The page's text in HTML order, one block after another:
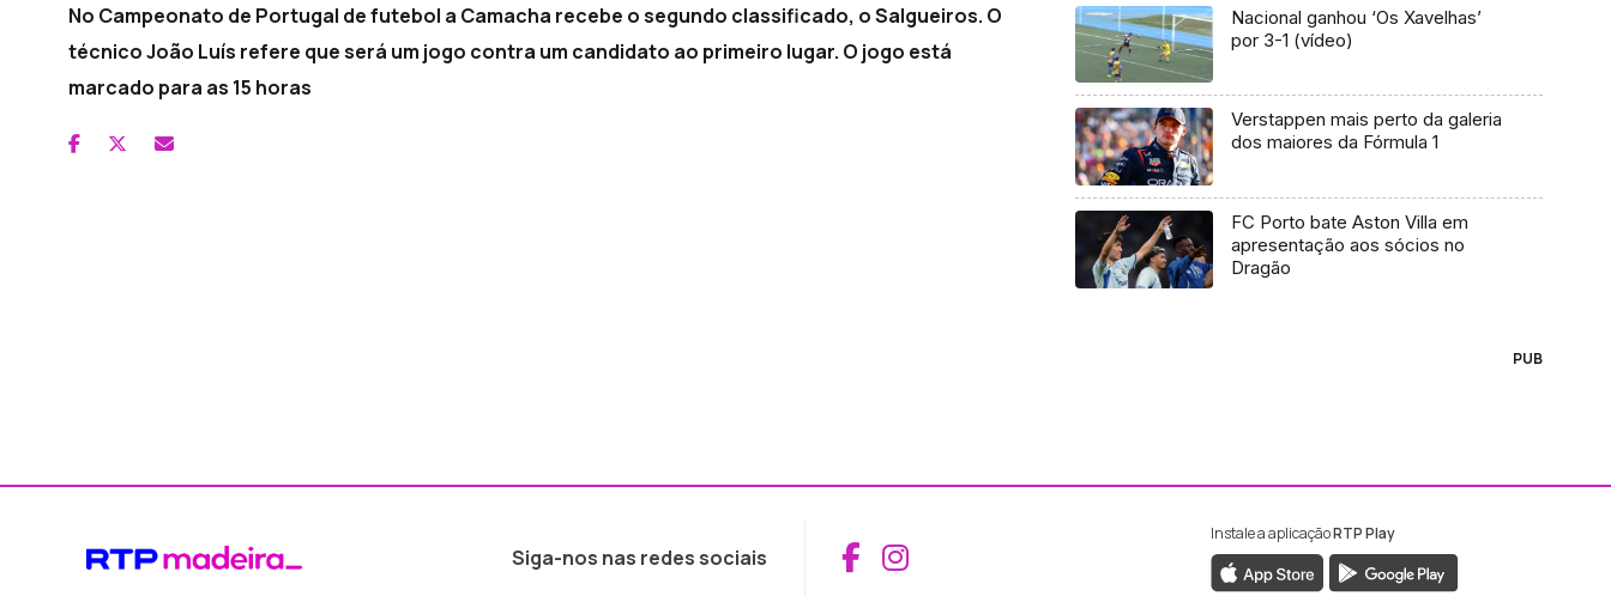
No Campeonato de Portugal de futebol a Camacha recebe o segundo classificado, o Salgueiros. O
técnico João Luís refere que será um jogo contra um candidato ao primeiro lugar. O jogo está
marcado para as 15 horas
Nacional ganhou ‘Os Xavelhas’
por 3-1 (vídeo)
Verstappen mais perto da galeria
dos maiores da Fórmula 1
FC Porto bate Aston Villa em
apresentação aos sócios no
Dragão
PUB
Siga-nos nas redes sociais Aceder ao Facebook da RTP Madeira
Aceder ao Instagram da RTP Madeira
Instale a aplicaçãoRTP Play